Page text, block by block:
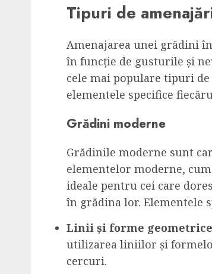
Tipuri de
Amenajarea unei grădini
în funcție de gusturile și
cele mai populare tipuri
elementele specifice
Grădini moderne
Grădinile moderne sunt
elementelor moderne,
ideale pentru cei care
în grădina lor. Elementele
Linii și forme geometrice
utilizarea liniilor și
cercuri.